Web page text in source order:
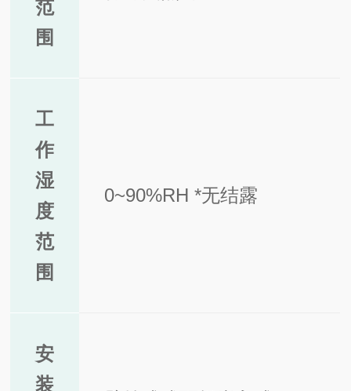
范
围
工
作
湿
度
范
围
0~90%RH *无结露
安
装